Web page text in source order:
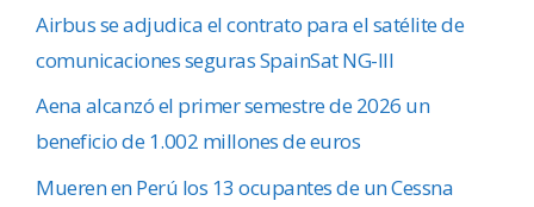
Airbus se adjudica el contrato para el satélite de
comunicaciones seguras SpainSat NG-III
Aena alcanzó el primer semestre de 2026 un
beneficio de 1.002 millones de euros
Mueren en Perú los 13 ocupantes de un Cessna